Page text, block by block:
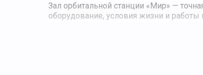
Зал орбитальной станции «Мир» —
оборудование, условия жизни и работы